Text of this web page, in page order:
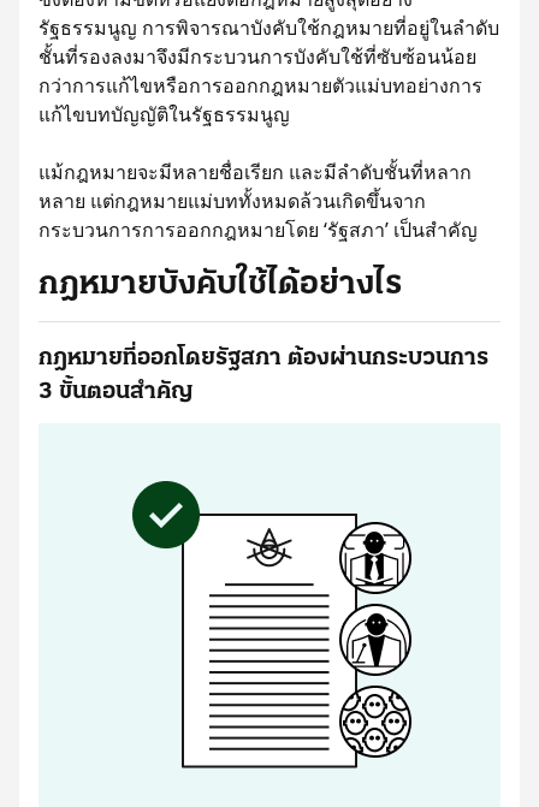
รัฐธรรมนูญ การพิจารณาบังคับใช้กฎหมายที่อยู่ในลำดับ
ชั้นที่รองลงมาจึงมีกระบวนการบังคับใช้ที่ซับซ้อนน้อย
กว่าการแก้ไขหรือการออกกฎหมายตัวแม่บทอย่างการ
แก้ไขบทบัญญัติในรัฐธรรมนูญ
แม้กฎหมายจะมีหลายชื่อเรียก และมีลำดับชั้นที่หลาก
หลาย แต่กฎหมายแม่บททั้งหมดล้วนเกิดขึ้นจาก
กระบวนการการออกกฎหมายโดย ‘รัฐสภา’ เป็นสำคัญ
กฎหมายบังคับใช้ได้อย่างไร
กฎหมายที่ออกโดยรัฐสภา ต้องผ่านกระบวนการ
3 ขั้นตอนสำคัญ